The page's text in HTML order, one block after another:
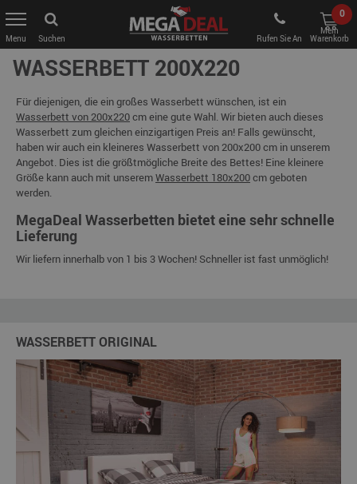
Suchen Rufen Sie An
0
Mein
Warenkorb
WASSERBETT 200X220
Für diejenigen, die ein großes Wasserbett wünschen, ist ein
Wasserbett von 200x220cm eine gute Wahl. Wir bieten auch dieses
Wasserbett zum gleichen einzigartigen Preis an! Falls gewünscht,
haben wir auch ein kleineres Wasserbett von 200x200 cm in unserem
Angebot. Dies ist die größtmögliche Breite des Bettes! Eine kleinere
Größe kann auch mit unseremWasserbett 180x200cm geboten
werden.
MegaDeal Wasserbetten bietet eine sehr schnelle
Lieferung
Wir liefern innerhalb von 1 bis 3 Wochen! Schneller ist fast unmöglich!
WASSERBETT ORIGINAL